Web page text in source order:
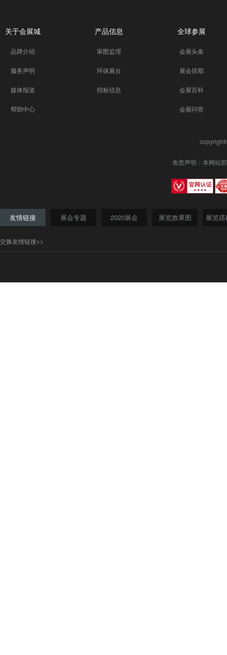
关于会展城
品牌介绍
服务声明
媒体报道
帮助中心
产品信息
审图监理
环保展台
招标信息
全球参展
会展头条
展会排期
会展百科
会展问答
免责声明：本网站
友情链接 展会专题 2020展会 展览效果图 展览
交换友情链接>>